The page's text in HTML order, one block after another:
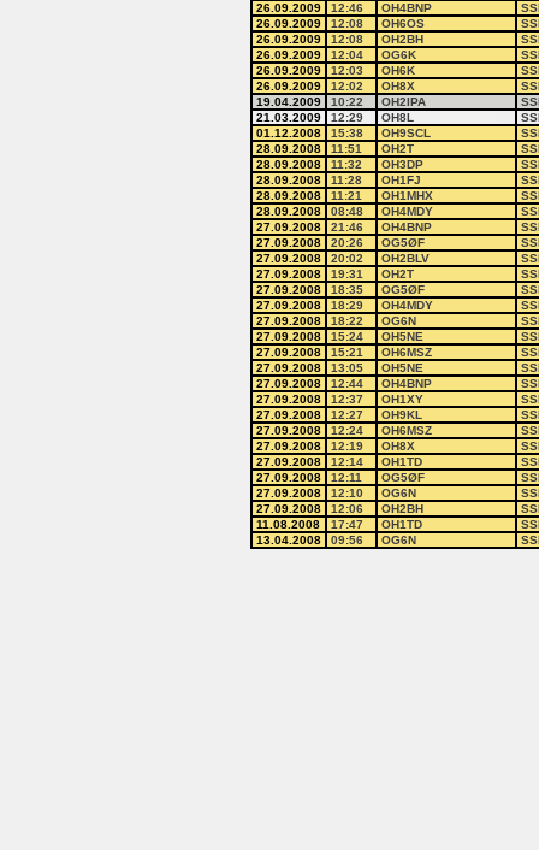
26.09.2009
12:46 OH4BNP
26.09.2009
12:08 OH6OS
26.09.2009
12:08 OH2BH
26.09.2009
12:04 OG6K
26.09.2009
12:03 OH6K
26.09.2009
12:02 OH8X
19.04.2009
10:22 OH2IPA
21.03.2009
12:29 OH8L
01.12.2008
15:38 OH9SCL
28.09.2008
11:51 OH2T
28.09.2008
11:32 OH3DP
28.09.2008
11:28 OH1FJ
28.09.2008
11:21 OH1MHX
28.09.2008
08:48 OH4MDY
27.09.2008
21:46 OH4BNP
27.09.2008
20:26 OG5ØF
27.09.2008
20:02 OH2BLV
27.09.2008
19:31 OH2T
27.09.2008
18:35 OG5ØF
27.09.2008
18:29 OH4MDY
27.09.2008
18:22 OG6N
27.09.2008
15:24 OH5NE
27.09.2008
15:21 OH6MSZ
27.09.2008
13:05 OH5NE
27.09.2008
12:44 OH4BNP
27.09.2008
12:37 OH1XY
27.09.2008
12:27 OH9KL
27.09.2008
12:24 OH6MSZ
27.09.2008
12:19 OH8X
27.09.2008
12:14 OH1TD
27.09.2008
12:11 OG5ØF
27.09.2008
12:10 OG6N
27.09.2008
12:06 OH2BH
11.08.2008
17:47 OH1TD
13.04.2008
09:56 OG6N